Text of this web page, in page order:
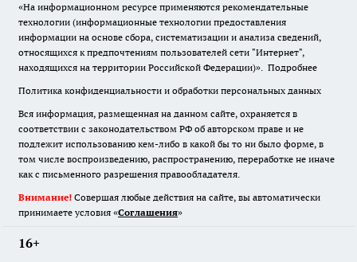
«На информационном ресурсе применяются рекомендательные
технологии (информационные технологии предоставления
информации на основе сбора, систематизации и анализа сведений,
относящихся к предпочтениям пользователей сети "Интернет",
находящихся на территории Российской Федерации)». Подробнее
Политика конфиденциальности и обработки персональных данных
Вся информация, размещенная на данном сайте, охраняется в
соответствии с законодательством РФ об авторском праве и не
подлежит использованию кем-либо в какой бы то ни было форме, в
том числе воспроизведению, распространению, переработке не иначе
как с письменного разрешения правообладателя.
Внимание! Совершая любые действия на сайте, вы автоматически
принимаете условия «Cоглашения»
16+